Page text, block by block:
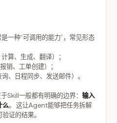
一种“可调用的能力”，常见形态
计算、生成、翻译）；
销、工单创建）；
询、日程同步、发送邮件）。
Skill一般都有明确的边界： 输入
么。 这让Agent能够把任务拆解
证的结果。